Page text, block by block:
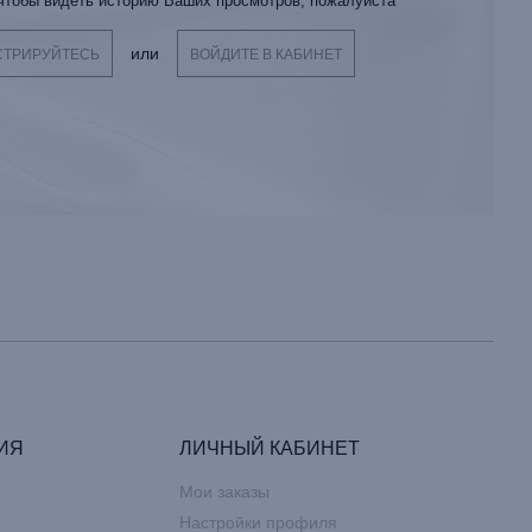
или ВОЙДИТЕ В КАБИНЕТ
ЛИЧНЫЙ КАБИНЕТ
Мои заказы
Настройки профиля